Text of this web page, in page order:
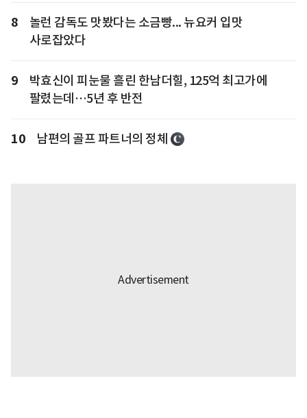
8
놀런 감독도 맛봤다는 소금빵... 뉴요커 입맛
사로잡았다
9
박효신이 피눈물 흘린 한남더힐, 125억 최고가에
팔렸는데…5년 후 반전
10 남편의 골프 파트너의 정체